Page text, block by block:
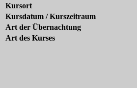
Kursort
Kursdatum / Kurszeitraum
Art der Übernachtung
Art des Kurses